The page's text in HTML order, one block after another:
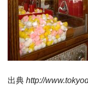
出典 http://